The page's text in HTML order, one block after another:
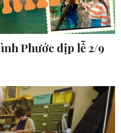
Phước dịp lễ 2/9